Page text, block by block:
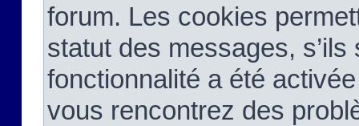
forum. Les cookies
statut des messages,
fonctionnalité a été
vous rencontrez des